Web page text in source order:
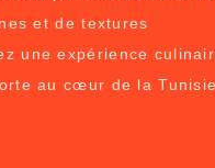
et de textures
une expérience
au cœur de la Tunisie.